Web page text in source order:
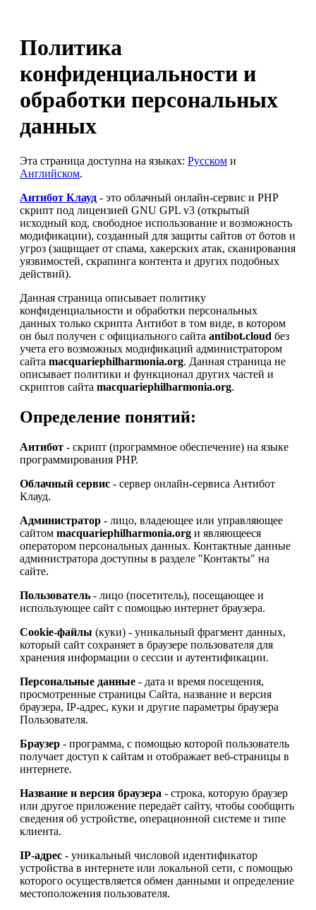
Политика
конфиденциальности и
обработки персональных
данных
Эта страница доступна на языках: Русском и
Английском.
Антибот Клауд - это облачный онлайн-сервис и PHP
скрипт под лицензией GNU GPL v3 (открытый
исходный код, свободное использование и возможность
модификации), созданный для защиты сайтов от ботов и
угроз (защищает от спама, хакерских атак, сканирования
уязвимостей, скрапинга контента и других подобных
действий).
Данная страница описывает политику
конфиденциальности и обработки персональных
данных только скрипта Антибот в том виде, в котором
он был получен с официального сайта antibot.cloud без
учета его возможных модификаций администратором
сайта macquariephilharmonia.org. Данная страница не
описывает политики и функционал других частей и
скриптов сайта macquariephilharmonia.org.
Определение понятий:
Антибот - скрипт (программное обеспечение) на языке
программирования PHP.
Облачный сервис - сервер онлайн-сервиса Антибот
Клауд.
Администратор - лицо, владеющее или управляющее
сайтом macquariephilharmonia.org и являющееся
оператором персональных данных. Контактные данные
администратора доступны в разделе "Контакты" на
сайте.
Пользователь - лицо (посетитель), посещающее и
использующее сайт с помощью интернет браузера.
Cookie-файлы (куки) - уникальный фрагмент данных,
который сайт сохраняет в браузере пользователя для
хранения информации о сессии и аутентификации.
Персональные данные - дата и время посещения,
просмотренные страницы Сайта, название и версия
браузера, IP-адрес, куки и другие параметры браузера
Пользователя.
Браузер - программа, с помощью которой пользователь
получает доступ к сайтам и отображает веб-страницы в
интернете.
Название и версия браузера - строка, которую браузер
или другое приложение передаёт сайту, чтобы сообщить
сведения об устройстве, операционной системе и типе
клиента.
IP-адрес - уникальный числовой идентификатор
устройства в интернете или локальной сети, с помощью
которого осуществляется обмен данными и определение
местоположения пользователя.